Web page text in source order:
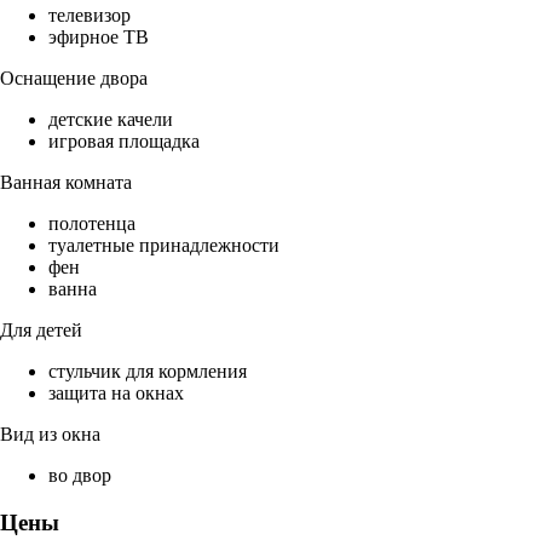
телевизор
эфирное ТВ
Оснащение двора
детские качели
игровая площадка
Ванная комната
полотенца
туалетные принадлежности
фен
ванна
Для детей
стульчик для кормления
защита на окнах
Вид из окна
во двор
Цены